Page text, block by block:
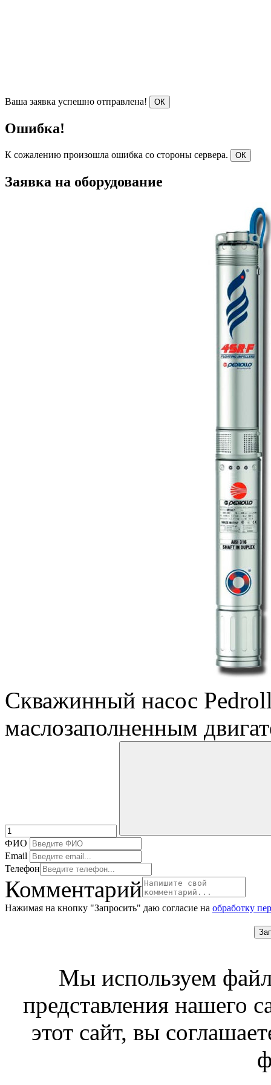
Ваша заявка успешно отправлена! ОК
Ошибка!
К сожалению произошла ошибка со стороны сервера. ОК
Заявка на оборудование
Скважинный насос
маслозаполненным
ФИО
Email
Телефон
Комментарий
Нажимая на кнопку "Запросить" даю согласие на обработку
Мы используем
представления нашего
этот сайт, вы